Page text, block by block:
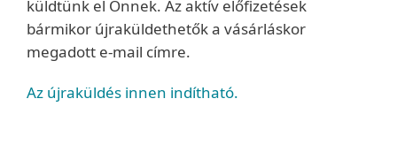
küldtünk el Önnek. Az aktív előfizetések
bármikor újraküldethetők a vásárláskor
megadott e-mail címre.
Az újraküldés innen indítható.